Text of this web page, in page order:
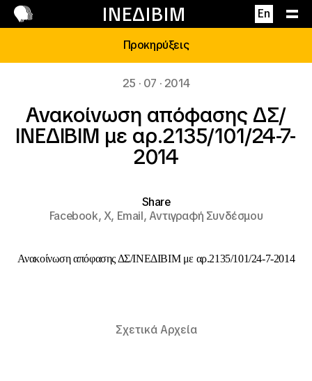
ΙΝΕΔΙΒΙΜ En
Επικοινωνία
Προκηρύξεις
25 · 07 · 2014
Ανακοίνωση απόφασης ΔΣ/
ΙΝΕΔΙΒΙΜ με αρ.2135/101/24-7-
2014
Share
Facebook,X, Email,Αντιγραφή Συνδέσμου
Ανακοίνωση απόφασης ΔΣ/ΙΝΕΔΙΒΙΜ με αρ.2135/101/24-7-2014
Σχετικά Αρχεία